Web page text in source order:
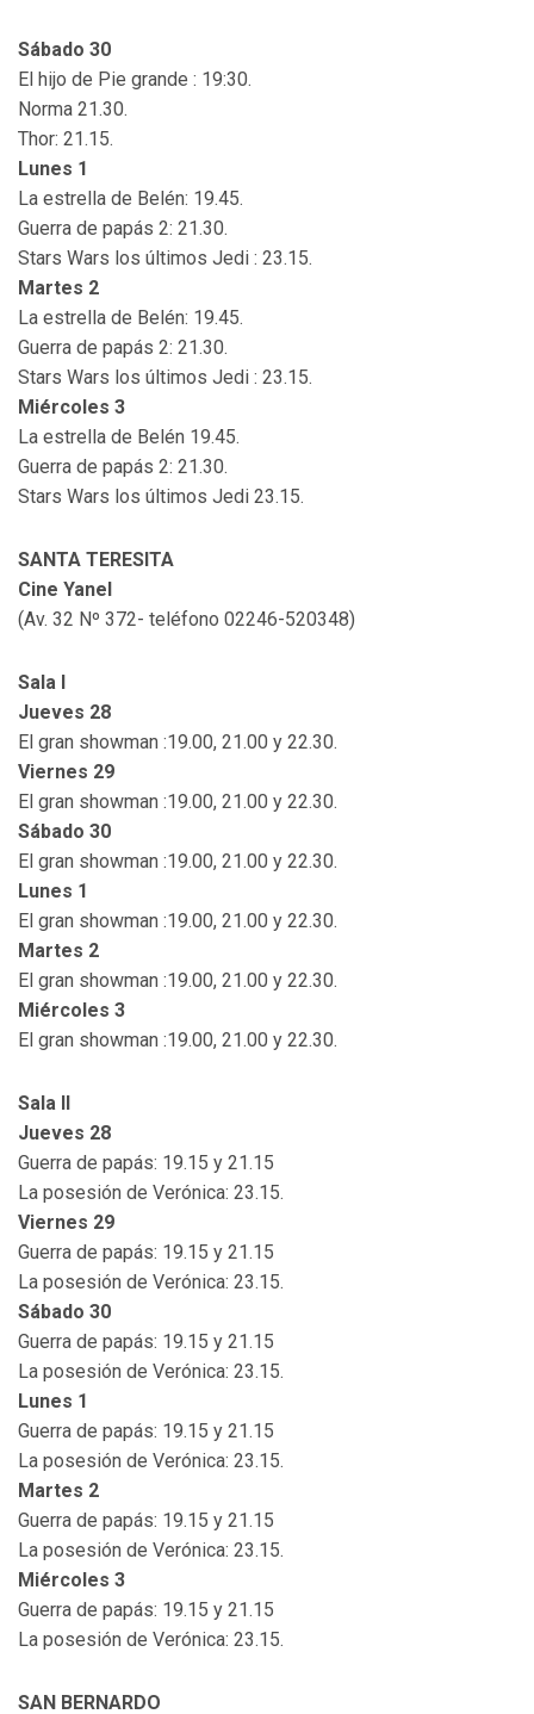
Sábado 30
El hijo de Pie grande : 19:30.
Norma 21.30.
Thor: 21.15.
Lunes 1
La estrella de Belén: 19.45.
Guerra de papás 2: 21.30.
Stars Wars los últimos Jedi : 23.15.
Martes 2
La estrella de Belén: 19.45.
Guerra de papás 2: 21.30.
Stars Wars los últimos Jedi : 23.15.
Miércoles 3
La estrella de Belén 19.45.
Guerra de papás 2: 21.30.
Stars Wars los últimos Jedi 23.15.
SANTA TERESITA
Cine Yanel
(Av. 32 Nº 372- teléfono 02246-520348)
Sala I
Jueves 28
El gran showman :19.00, 21.00 y 22.30.
Viernes 29
El gran showman :19.00, 21.00 y 22.30.
Sábado 30
El gran showman :19.00, 21.00 y 22.30.
Lunes 1
El gran showman :19.00, 21.00 y 22.30.
Martes 2
El gran showman :19.00, 21.00 y 22.30.
Miércoles 3
El gran showman :19.00, 21.00 y 22.30.
Sala II
Jueves 28
Guerra de papás: 19.15 y 21.15
La posesión de Verónica: 23.15.
Viernes 29
Guerra de papás: 19.15 y 21.15
La posesión de Verónica: 23.15.
Sábado 30
Guerra de papás: 19.15 y 21.15
La posesión de Verónica: 23.15.
Lunes 1
Guerra de papás: 19.15 y 21.15
La posesión de Verónica: 23.15.
Martes 2
Guerra de papás: 19.15 y 21.15
La posesión de Verónica: 23.15.
Miércoles 3
Guerra de papás: 19.15 y 21.15
La posesión de Verónica: 23.15.
SAN BERNARDO